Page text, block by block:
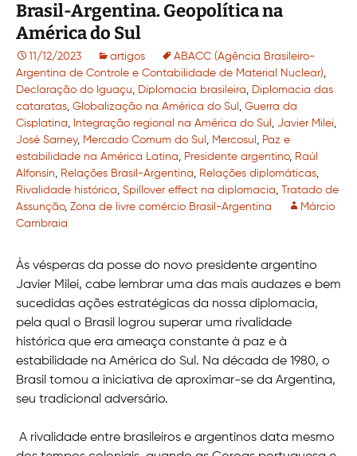
Brasil-Argentina. Geopolítica na
América do Sul
11/12/2023 artigos
ABACC (Agência Brasileiro-
Argentina de Controle e Contabilidade de Material Nuclear),
Declaração do Iguaçu, Diplomacia brasileira, Diplomacia das
cataratas, Globalização na América do Sul , Guerra da
Cisplatina, Integração regional na América do Sul , Javier Milei,
José Sarney, Mercado Comum do Sul , Mercosul , Paz e
estabilidade na América Latina, Presidente argentino, Raúl
Alfonsín, Relações Brasil-Argentina, Relações diplomáticas,
Rivalidade histórica, Spillover effect na diplomacia,
Tratado de
Assunção, Zona de livre comércio Brasil-Argentina
Márcio
Cambraia
Às vésperas da posse do novo presidente argentino
Javier Milei, cabe lembrar uma das mais audazes e bem
sucedidas ações estratégicas da nossa diplomacia,
pela qual o Brasil logrou superar uma rivalidade
histórica que era ameaça constante à paz e à
estabilidade na América do Sul. Na década de 1980, o
Brasil tomou a iniciativa de aproximar-se da Argentina,
seu tradicional adversário.
A rivalidade entre brasileiros e argentinos data mesmo